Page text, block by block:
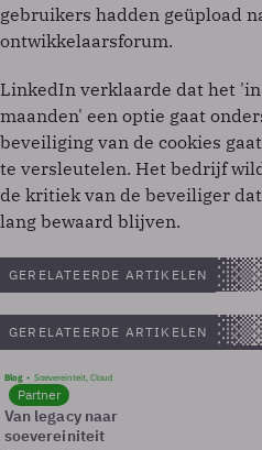
gebruikers hadden geüpload
ontwikkelaarsforum.
LinkedIn verklaarde dat het
maanden' een optie gaat
beveiliging van de cookies
te versleutelen. Het bedrijf
de kritiek van de beveiliger
lang bewaard blijven.
GERELATEERDE ARTIKELEN
GERELATEERDE ARTIKELEN
Blog Soevereinteit, Cloud
Partner
Van legacy naar
soevereiniteit